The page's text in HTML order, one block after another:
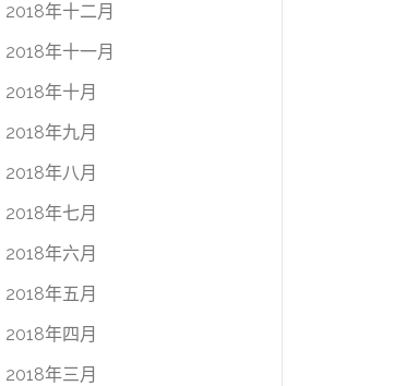
2018年十二月
2018年十一月
2018年十月
2018年九月
2018年八月
2018年七月
2018年六月
2018年五月
2018年四月
2018年三月